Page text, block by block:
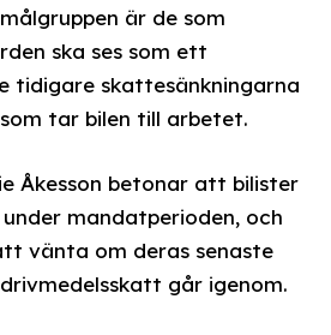
är de som
ska ses som ett
tidigare skattesänkningarna
tar bilen till arbetet.
Åkesson betonar att bilister
mandatperioden, och
vänta om deras senaste
går igenom.